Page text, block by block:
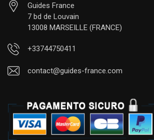
Guides France
7 bd de Louvain
13008 MARSEILLE (FRANCE)
+33744750411
contact@guides-france.com